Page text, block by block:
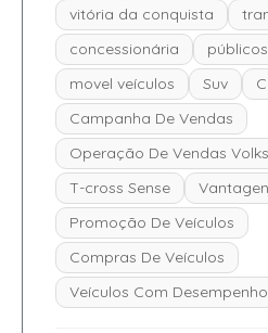
vitória da conquista
concessionária
públicos
movel veículos
Suv
Campanha De Vendas
Operação De Vendas
T-cross Sense
Promoção De Veículos
Compras De Veículos
Veículos Com Desempenho